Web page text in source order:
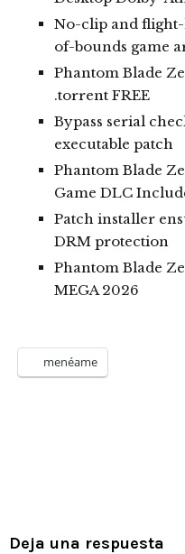
No-clip and
of-bounds game
Phantom Blade
.torrent FREE
Bypass serial
executable patch
Phantom Blade
Game DLC
Patch installer
DRM protection
Phantom Blade
MEGA 2026
menéame
Deja una respuesta